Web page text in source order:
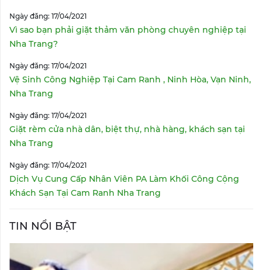
Ngày đăng: 17/04/2021
Vì sao bạn phải giặt thảm văn phòng chuyên nghiệp tại
Nha Trang?
Ngày đăng: 17/04/2021
Vệ Sinh Công Nghiệp Tại Cam Ranh , Ninh Hòa, Vạn Ninh,
Nha Trang
Ngày đăng: 17/04/2021
Giặt rèm cửa nhà dân, biệt thự, nhà hàng, khách sạn tại
Nha Trang
Ngày đăng: 17/04/2021
Dịch Vụ Cung Cấp Nhân Viên PA Làm Khối Công Cộng
Khách Sạn Tại Cam Ranh Nha Trang
TIN NỔI BẬT